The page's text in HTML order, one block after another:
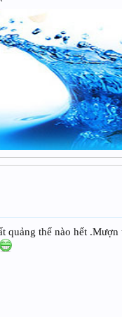
thế nào hết